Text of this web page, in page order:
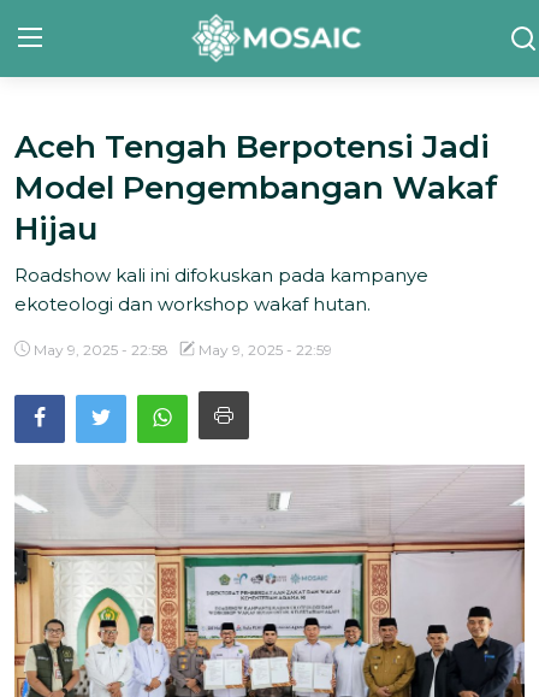
Contact
Tentang Kami
Team Kami
Galeri
Inisiatif
Sorotan Berita
Bahasa
Aceh Tengah Berpotensi Jadi
Model Pengembangan Wakaf
Hijau
Roadshow kali ini difokuskan pada kampanye
ekoteologi dan workshop wakaf hutan.
May 9, 2025 - 22:58 May 9, 2025 - 22:59